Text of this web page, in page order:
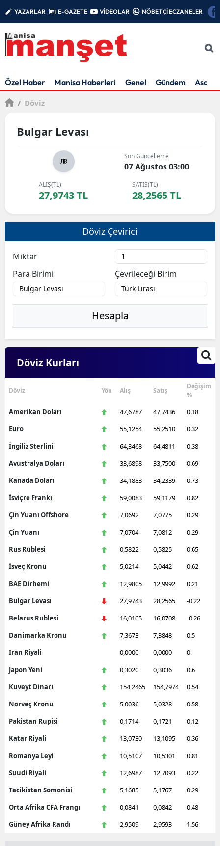
YAZARLAR E-GAZETE VİDEOLAR NÖBETÇİ ECZANELER
Özel Haber Manisa Haberleri Genel Gündem Asayiş
/ Döviz
Bulgar Levası
Son Güncelleme
07 Ağustos 03:00
ALIŞ(TL)
27,9743 TL
SATIŞ(TL)
28,2565 TL
Döviz Çevirici
Miktar
Para Birimi
Çevrileceği Birim
Hesapla
Döviz Kurları
Döviz Yön Alış Satış
Değişim
%
Amerikan Doları 47,6787 47,7436
0.18
Euro
55,1254 55,2510
0.32
İngiliz Sterlini
64,3468 64,4811
0.38
Avustralya Doları
33,6898 33,7500
0.69
Kanada Doları
34,1883 34,2339
0.73
İsviçre Frankı
59,0083 59,1179
0.82
Çin Yuanı Offshore
7,0692 7,0775
0.29
Çin Yuanı
7,0704 7,0812
0.29
Rus Rublesi
0,5822 0,5825
0.65
İsveç Kronu
5,0214 5,0442
0.62
BAE Dirhemi
12,9805 12,9992
0.21
Bulgar Levası
27,9743 28,2565
-0.22
Belarus Rublesi
16,0105 16,0708
-0.26
Danimarka Kronu
7,3673 7,3848
0.5
İran Riyali
0,0000 0,0000
0
Japon Yeni
0,3020 0,3036
0.6
Kuveyt Dinarı
154,2465 154,7974
0.54
Norveç Kronu
5,0036 5,0328
0.58
Pakistan Rupisi
0,1714 0,1721
0.12
Katar Riyali
13,0730 13,1095
0.36
Romanya Leyi
10,5107 10,5301
0.81
Suudi Riyali
12,6987 12,7093
0.22
Tacikistan Somonisi
5,1685 5,1767
0.29
Orta Afrika CFA Frangı
0,0841 0,0842
0.48
Güney Afrika Randı
2,9509 2,9593 1.56